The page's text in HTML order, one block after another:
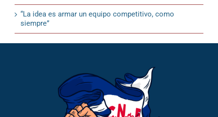
“La idea es armar un equipo competitivo, como
siempre”